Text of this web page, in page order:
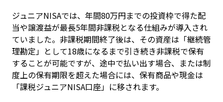
ジュニアNISAでは、年間80万円までの投資枠で得た配
当や譲渡益が最長5年間非課税となる仕組みが導入され
ていました。非課税期間終了後は、その資産は「継続管
理勘定」として18歳になるまで引き続き非課税で保有
することが可能ですが、途中で払い出す場合、または制
度上の保有期限を超えた場合には、保有商品や現金は
「課税ジュニアNISA口座」に移されます。